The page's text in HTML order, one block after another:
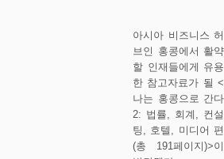
아시아 비즈니스 허
브인 홍콩에서 활약
할 인재들에게 유용
한 참고자료가 될 <
나는 홍콩으로 간다
2: 법률, 회계, 컨설
팅, 호텔, 미디어 편
(총 191페이지)>이